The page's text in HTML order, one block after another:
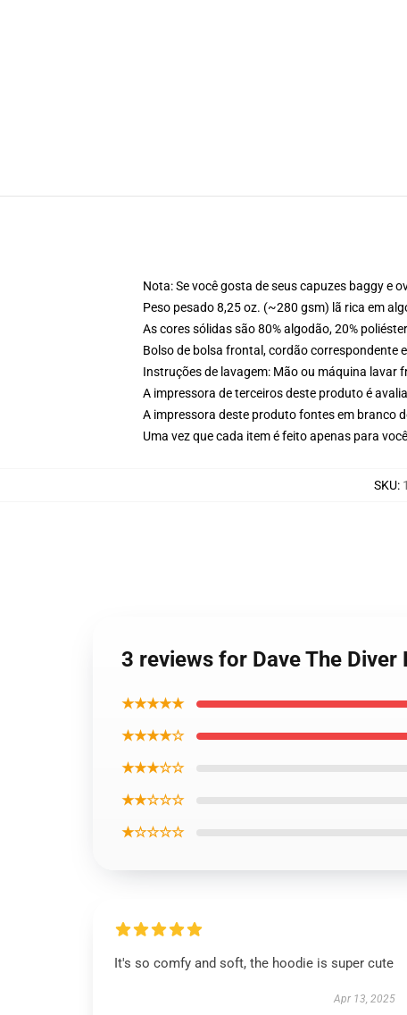
Nota: Se você gosta de seus capuzes baggy e
Peso pesado 8,25 oz. (~280 gsm) lã rica em
As cores sólidas são 80% algodão, 20%
Bolso de bolsa frontal, cordão correspondente
Instruções de lavagem: Mão ou máquina lavar
A impressora de terceiros deste produto é
A impressora deste produto fontes em branco
Uma vez que cada item é feito apenas para
SKU:
3 reviews for Dave The
★★★★★
★★★★☆
★★★☆☆
★★☆☆☆
★☆☆☆☆
It's so comfy and soft, the hoodie is super cute
Apr 13, 2025